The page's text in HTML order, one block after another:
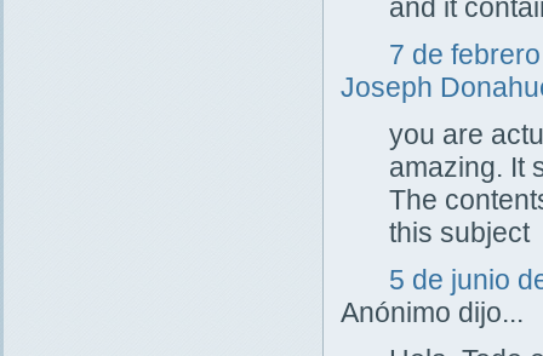
and it
7 de
Joseph
you are
amazing. It
The
this subject
5 de junio
Anónimo dijo...